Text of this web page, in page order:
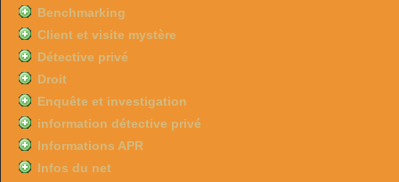
Benchmarking
Client et visite mystère
Détective privé
Droit
Enquête et investigation
information détective privé
Informations APR
Infos du net